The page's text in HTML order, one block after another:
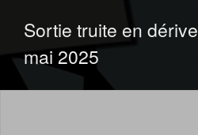
Sortie truite en
mai 2025